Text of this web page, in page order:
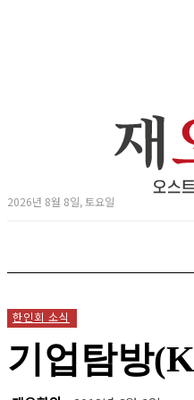
2026년 8월 8일, 토요일
한인회 소식
기업탐방